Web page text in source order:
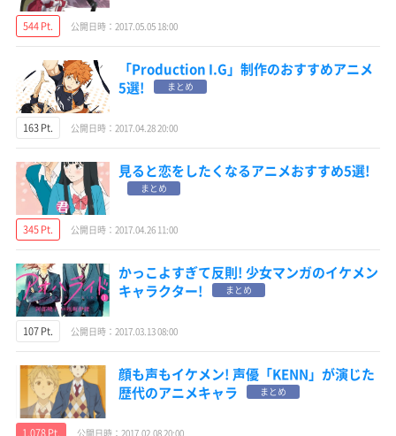
544 Pt. 公開日時：2017.05.05 18:00
「Production I.G」制作のおすすめアニメ
5選!
まとめ
163 Pt. 公開日時：2017.04.28 20:00
見ると恋をしたくなるアニメおすすめ5選!
まとめ
345 Pt. 公開日時：2017.04.26 11:00
かっこよすぎて反則! 少女マンガのイケメン
キャラクター!
まとめ
107 Pt. 公開日時：2017.03.13 08:00
顔も声もイケメン! 声優「KENN」が演じた
歴代のアニメキャラ
まとめ
1,078 Pt. 公開日時：2017.02.08 20:00